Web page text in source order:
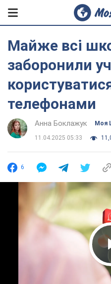
Майже всі
заборонили
телефонами
Анна Боклажук Моя
11.04.2025 05:33
6